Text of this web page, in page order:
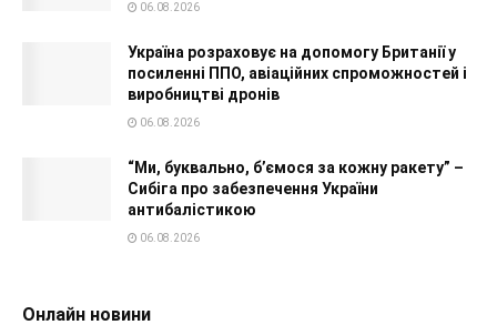
06.08.2026
Україна розраховує на допомогу Британії у
посиленні ППО, авіаційних спроможностей і
виробництві дронів
06.08.2026
“Ми, буквально, б’ємося за кожну ракету” –
Сибіга про забезпечення України
антибалістикою
06.08.2026
Онлайн новини